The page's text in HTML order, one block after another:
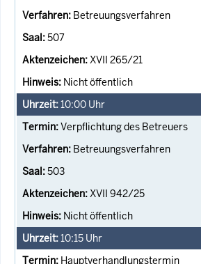
Betreuungsverfahren
507
XVII 265/21
Nicht öffentlich
10:00 Uhr
Verpflichtung des Betreuers
Betreuungsverfahren
503
XVII 942/25
Nicht öffentlich
10:15 Uhr
Hauptverhandlungstermin